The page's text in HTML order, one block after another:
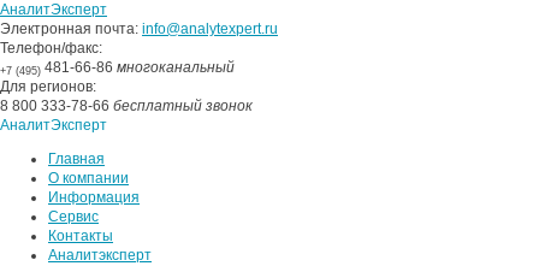
АналитЭксперт
Электронная почта: info@analytexpert.ru
Телефон/факс:
+7 (495) 481-66-86 многоканальный
Для регионов:
8 800 333-78-66 бесплатный звонок
АналитЭксперт
Главная
О компании
Информация
Сервис
Контакты
Аналитэксперт